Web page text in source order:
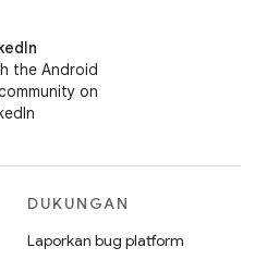
the Android
on
DUKUNGAN
Laporkan bug platform